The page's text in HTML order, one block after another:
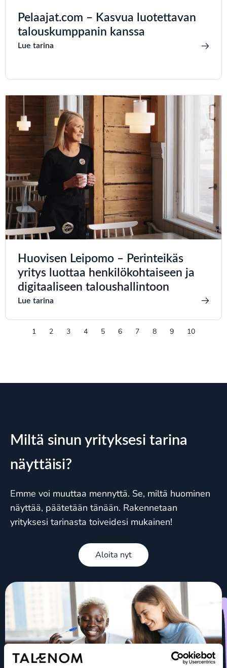
Pelaajat.com – Kasvua luotettavan
talouskumppanin kanssa
Lue tarina
Huovisen Leipomo – Perinteikäs
yritys luottaa henkilökohtaiseen ja
digitaaliseen taloushallintoon
Lue tarina
1 2 3 4 5 6 7 8 9 10
Miltä sinun yrityksesi tarina
näyttäisi?
Emme voi muuttaa mennyttä. Se, miltä huominen
näyttää, päätetään tänään. Rakennetaan
yrityksesi tarinasta toiveidesi mukainen!
Aloita nyt